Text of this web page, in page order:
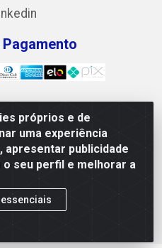
próprios e de
uma experiência
apresentar publicidade
seu perfil e melhorar a
Asr Ne 55 (412 Norte),
Norte, Palmas/TO - CEP
0001-02